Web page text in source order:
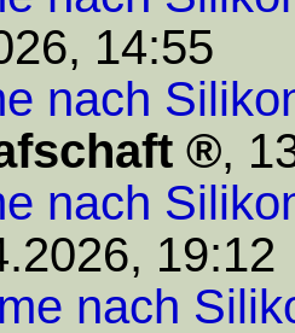
14:55
nach
,
nach
19:12
nach